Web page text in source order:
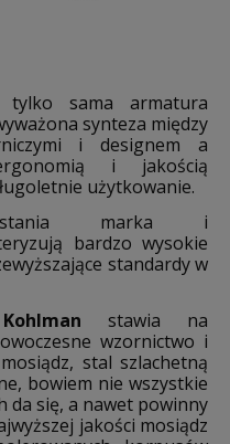
sama armatura
synteza między
i designem a
i jakością
użytkowanie.
marka i
bardzo wysokie
standardy w
stawia na
wzornictwo i
stal szlachetną
bowiem nie wszystkie
da się, a nawet powinny
jakości mosiądz